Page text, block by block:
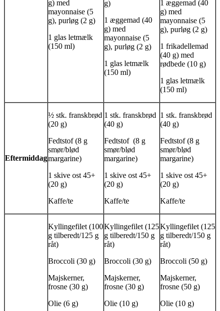
g) med
mayonnaise (5
g), purløg (2 g)
1 glas letmælk
(150 ml)
g)
1 æggemad (40
g) med
mayonnaise (5
g), purløg (2 g)
1 glas letmælk
(150 ml)
1 æggemad (40
g) med
mayonnaise (5
g), purløg (2 g)
1 frikadellemad
(40 g) med
rødbede (10 g)
1 glas letmælk
(150 ml)
Eftermiddag
½ stk. franskbrød
(20 g)
Fedtstof (8 g
smør/blød
margarine)
1 skive ost 45+
(20 g)
Kaffe/te
1 stk. franskbrød
(40 g)
Fedtstof (8 g
smør/blød
margarine)
1 skive ost 45+
(20 g)
Kaffe/te
1 stk. franskbrød
(40 g)
Fedtstof (8 g
smør/blød
margarine)
1 skive ost 45+
(20 g)
Kaffe/te
Kyllingefilet (100
g tilberedt/125 g
råt)
Broccoli (30 g)
Majskerner,
frosne (30 g)
Olie (6 g)
Kyllingefilet (125
g tilberedt/150 g
råt)
Broccoli (30 g)
Majskerner,
frosne (30 g)
Olie (10 g)
Kyllingefilet (125
g tilberedt/150 g
råt)
Broccoli (50 g)
Majskerner,
frosne (50 g)
Olie (10 g)